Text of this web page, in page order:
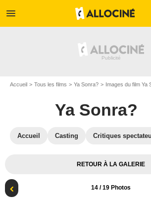
menu
Accueil Tous les films Ya Sonra? Images du film Ya
Ya Sonra?
Accueil Casting Critiques
RETOUR À LA GALERIE
14 / 19 Photos